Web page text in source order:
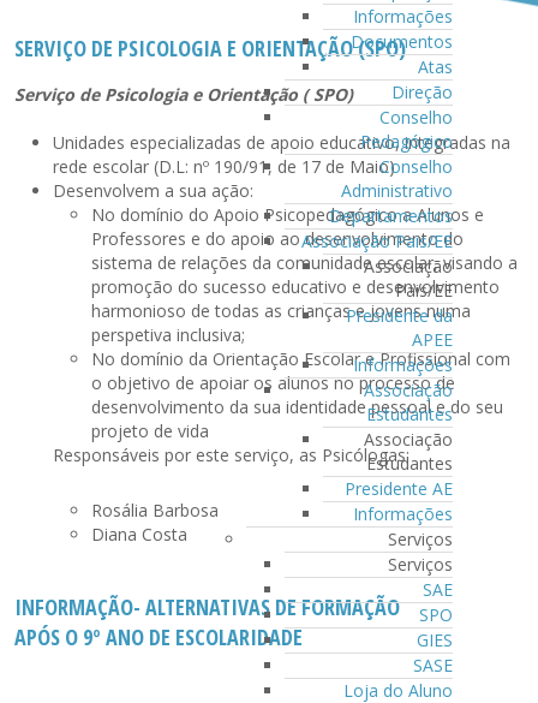
Informações
Documentos
Atas
Direção
Conselho
Pedagógico
Conselho
Administrativo
Departamentos
Associação Pais/EE
Associação
Pais/EE
Presidente da
APEE
Informações
Associação
Estudantes
Associação
Estudantes
Presidente AE
Informações
Serviços
Serviços
SAE
SPO
GIES
SASE
Loja do Aluno
SERVIÇO DE PSICOLOGIA E ORIENTAÇÃO (SPO)
Serviço de Psicologia e Orientação ( SPO)
Unidades especializadas de apoio educativo, integradas na
rede escolar (D.L: nº 190/91, de 17 de Maio)
Desenvolvem a sua ação:
No domínio do Apoio Psicopedagógico a Alunos e
Professores e do apoio ao desenvolvimento do
sistema de relações da comunidade escolar, visando a
promoção do sucesso educativo e desenvolvimento
harmonioso de todas as crianças e jovens numa
perspetiva inclusiva;
No domínio da Orientação Escolar e Profissional com
o objetivo de apoiar os alunos no processo de
desenvolvimento da sua identidade pessoal e do seu
projeto de vida
Responsáveis por este serviço, as Psicólogas:
Rosália Barbosa
Diana Costa
INFORMAÇÃO- ALTERNATIVAS DE FORMAÇÃO
APÓS O 9º ANO DE ESCOLARIDADE